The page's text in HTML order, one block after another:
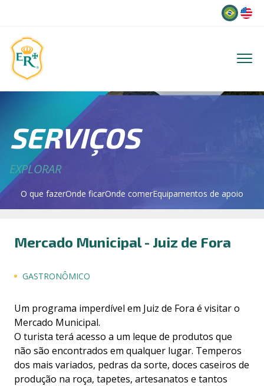
SERVIÇOS
EXPLORAR
O que fazerOnde ficarOnde comerEquipamentos de apoio
Mercado Municipal - Juiz de Fora
GASTRONÔMICO
Um programa imperdível em Juiz de Fora é visitar o
Mercado Municipal.
O turista terá acesso a um leque de produtos que
não são encontrados em qualquer lugar. Temperos
dos mais variados, pedras da sorte, doces caseiros de
produção na roça, tapetes, artesanatos e tantos